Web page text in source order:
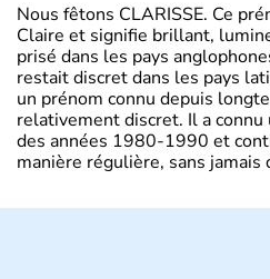
Nous fêtons CLARISSE. Ce
Claire et signifie brillant,
prisé dans les pays
restait discret dans les pays
un prénom connu depuis
relativement discret. Il a
des années 1980-1990 et
manière régulière, sans jamais